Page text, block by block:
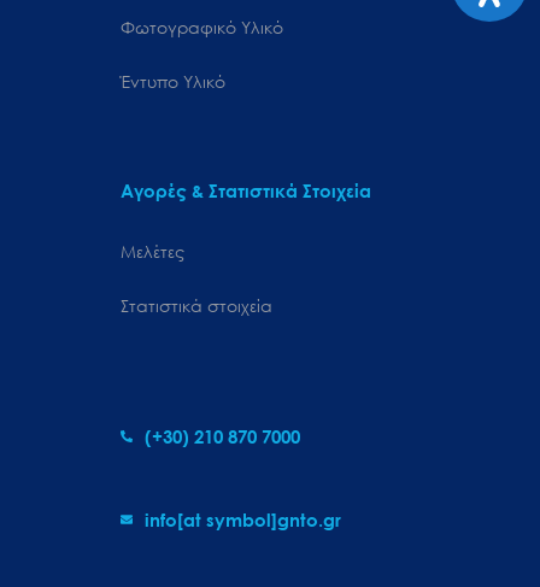
Φωτογραφικό Υλικό
Έντυπο Υλικό
Αγορές & Στατιστικά Στοιχεία
Μελέτες
Στατιστικά στοιχεία
(+30) 210 870 7000
info[at symbol]gnto.gr